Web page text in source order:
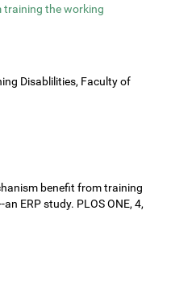
training the working
Disablilities, Faculty of
benefit from training
ERP study. PLOS ONE, 4,